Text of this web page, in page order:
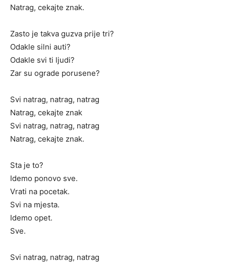
Natrag, cekajte znak.
Zasto je takva guzva prije tri?
Odakle silni auti?
Odakle svi ti ljudi?
Zar su ograde porusene?
Svi natrag, natrag, natrag
Natrag, cekajte znak
Svi natrag, natrag, natrag
Natrag, cekajte znak.
Sta je to?
Idemo ponovo sve.
Vrati na pocetak.
Svi na mjesta.
Idemo opet.
Sve.
Svi natrag, natrag, natrag